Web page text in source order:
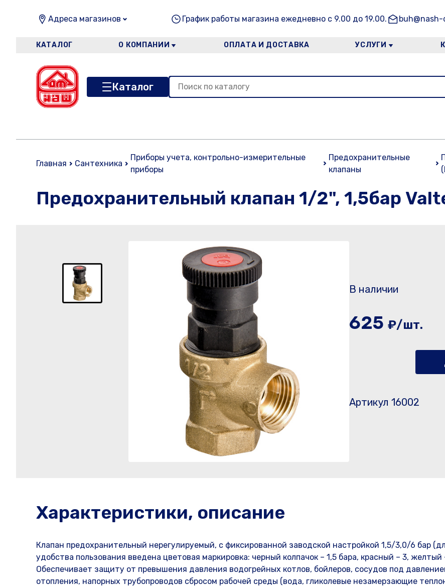
Адреса магазинов График работы магазина ежедневно с 9.00 до 19.00.
КАТАЛОГ О КОМПАНИИ ОПЛАТА И ДОСТАВКА УСЛУГИ
Каталог
Главная Сантехника
Приборы учета, контрольно-измерительные
приборы
Предохранительные
клапаны
Предохранительный клапан 1/2", 1,5бар
В наличии
625 ₽/шт.
Артикул 16002
Характеристики, описание
Клапан предохранительный нерегулируемый, c фиксированной заводской настройкой 1,5/3,0/6 бар
удобства пользования введена цветовая маркировка: черный колпачок – 1,5 бара, красный – 3, желтый
Обеспечивает защиту от превышения давления водогрейных котлов, бойлеров, сосудов под
отопления, напорных трубопроводов сбросом рабочей среды (вода, гликолевые незамерзающие